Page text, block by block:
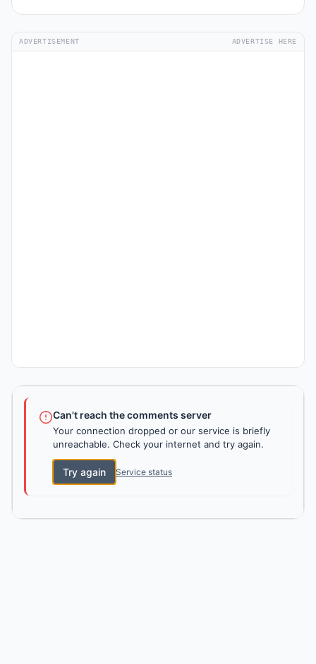
ADVERTISEMENT ADVERTISE HERE
Can't reach the comments server
Your connection dropped or our service is briefly
unreachable. Check your internet and try again.
Try again Service status